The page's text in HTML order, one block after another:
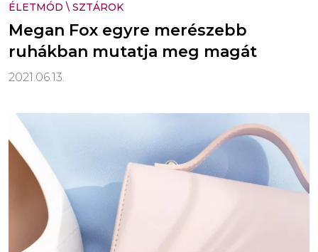
ÉLETMÓD \ SZTÁROK
Megan Fox egyre merészebb
ruhákban mutatja meg magát
2021.06.13.